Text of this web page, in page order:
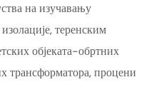
на изучавању
теренским
објеката-обртних
трансформатора, процени